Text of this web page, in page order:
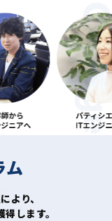
ム
より、
します。